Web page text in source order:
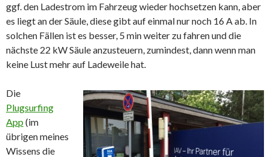
ggf. den Ladestrom im Fahrzeug wieder hochsetzen kann, aber
es liegt an der Säule, diese gibt auf einmal nur noch 16 A ab. In
solchen Fällen ist es besser, 5 min weiter zu fahren und die
nächste 22 kW Säule anzusteuern, zumindest, dann wenn man
keine Lust mehr auf Ladeweile hat.
Die
Plugsurfing
App (im
übrigen meines
Wissens die